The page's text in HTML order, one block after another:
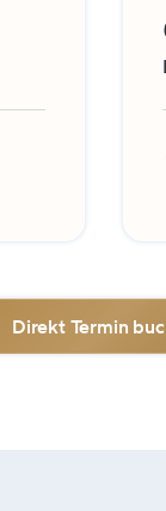
Direkt Termin